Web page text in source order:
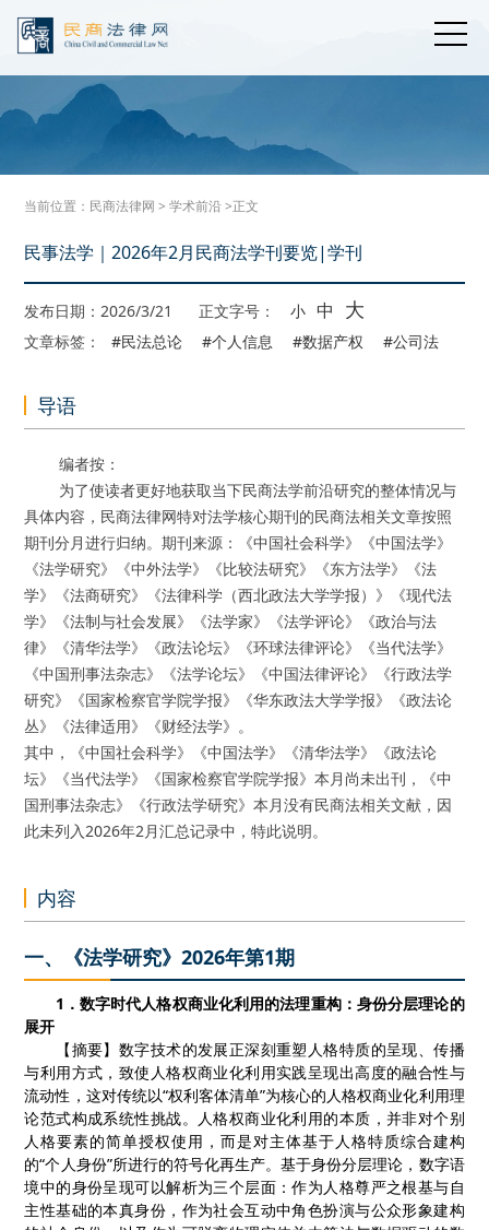
当前位置： 民商法律网 >学术前沿>正文
民事法学｜2026年2月民商法学刊要览|学刊
发布日期：2026/3/21 正文字号： 小 中 大
文章标签： #民法总论 #个人信息 #数据产权 #公司法
导语
编者按：
为了使读者更好地获取当下民商法学前沿研究的整体情况与
具体内容，民商法律网特对法学核心期刊的民商法相关文章按照
期刊分月进行归纳。期刊来源：《中国社会科学》《中国法学》
《法学研究》《中外法学》《比较法研究》《东方法学》《法
学》《法商研究》《法律科学（西北政法大学学报）》《现代法
学》《法制与社会发展》《法学家》《法学评论》《政治与法
律》《清华法学》《政法论坛》《环球法律评论》《当代法学》
《中国刑事法杂志》《法学论坛》《中国法律评论》《行政法学
研究》《国家检察官学院学报》《华东政法大学学报》《政法论
丛》《法律适用》《财经法学》。
其中，《中国社会科学》《中国法学》《清华法学》《政法论
坛》《当代法学》《国家检察官学院学报》本月尚未出刊，《中
国刑事法杂志》《行政法学研究》本月没有民商法相关文献，因
此未列入2026年2月汇总记录中，特此说明。
内容
一、《法学研究》2026年第1期
1 ． 数字时代人格权商业化利用的法理重构：身份分层理论的
展开
【摘要】数字技术的发展正深刻重塑人格特质的呈现、传播
与利用方式，致使人格权商业化利用实践呈现出高度的融合性与
流动性，这对传统以“权利客体清单”为核心的人格权商业化利用理
论范式构成系统性挑战。人格权商业化利用的本质，并非对个别
人格要素的简单授权使用，而是对主体基于人格特质综合建构
的“个人身份”所进行的符号化再生产。基于身份分层理论，数字语
境中的身份呈现可以解析为三个层面：作为人格尊严之根基与自
主性基础的本真身份，作为社会互动中角色扮演与公众形象建构